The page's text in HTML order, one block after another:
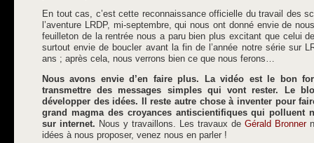
En tout cas, c’est cette reconnaissance officielle du travail des
l’aventure LRDP, mi-septembre, qui nous ont donné envie de
feuilleton de la rentrée nous a paru bien plus excitant que celui
surtout envie de boucler avant la fin de l’année notre série sur
ans ; après cela, nous verrons bien ce que nous ferons…
Nous avons envie d’en faire plus. La vidéo est le bon
transmettre des messages simples qui vont rester. Le
développer des idées. Il reste autre chose à inventer pour
grand magma des croyances antiscientifiques qui polluent
sur internet. Nous y travaillons. Les travaux de Gérald Bronner
idées à nous proposer, venez nous en parler !